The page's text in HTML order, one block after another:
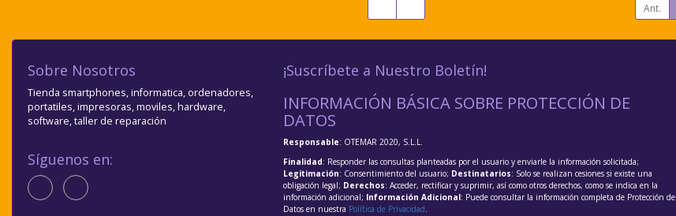
Ant.
Sobre Nosotros
Tienda smartphones, informatica, ordenadores,
portatiles, impresoras, moviles, hardware,
software, taller de reparación
Síguenos en:
¡Suscríbete a Nuestro Boletín!
INFORMACIÓN BÁSICA SOBRE PROTECCIÓN DE
DATOS
Responsable: OTEMAR 2020, S.L.L.
Finalidad: Responder las consultas planteadas por el usuario y enviarle la información solicitada;
Legitimación: Consentimiento del usuario; Destinatarios: Solo se realizan cesiones si existe una
obligación legal; Derechos: Acceder, rectificar y suprimir, así como otros derechos, como se indica en la
información adicional; Información Adicional: Puede consultar la información completa de Protección de
Datos en nuestra Política de Privacidad